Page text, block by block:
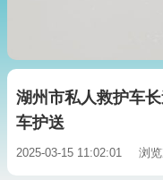
湖州市私人救护车
车护送
2025-03-15 11:02:01 浏